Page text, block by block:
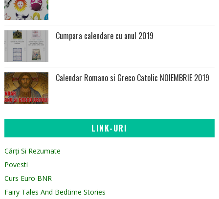
Cumpara calendare cu anul 2019
Calendar Romano si Greco Catolic NOIEMBRIE 2019
LINK-URI
Cărți Si Rezumate
Povesti
Curs Euro BNR
Fairy Tales And Bedtime Stories